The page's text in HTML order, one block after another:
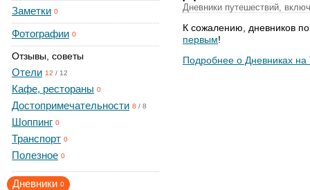
Заметки 0
Фотографии 0
Отзывы, советы
Отели 12 / 12
Кафе, рестораны 0
Достопримечательности 8 / 8
Шоппинг 0
Транспорт 0
Полезное 0
Дневники 0
Дневники путешествий,
К сожалению, дневников
первым!
Подробнее о Дневниках на